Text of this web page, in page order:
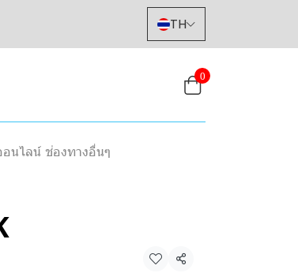
TH
0
นไลน์ ช่องทางอื่นๆ
แชร์